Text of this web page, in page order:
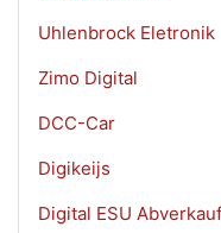
Uhlenbrock Eletronik
Zimo Digital
DCC-Car
Digikeijs
Digital ESU Abverkauf